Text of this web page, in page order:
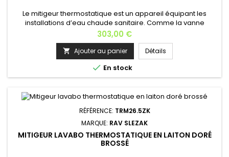
Le mitigeur thermostatique est un appareil équipant les
installations d’eau chaude sanitaire. Comme la vanne
thermostatique, il réalise une action sur les débits en fonction
d’une température; Mitigeur équipé d'une cartouche
anticalcaire à disque céramique; Matière: laiton Finition: gris
métal brossé Longueur: 28,5 cm Profondeur: 16 cm Hauteur: 8
cm...
Prix
303,00 €
 Ajouter au panier Détails
 En stock
RÉFÉRENCE: TRM26.5ZK
MARQUE: RAV SLEZAK
MITIGEUR LAVABO THERMOSTATIQUE EN LAITON DORÉ
BROSSÉ